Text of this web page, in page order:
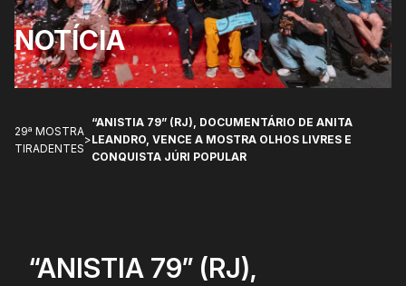
NOTÍCIA
29ª MOSTRA
TIRADENTES
>
“ANISTIA 79” (RJ), DOCUMENTÁRIO DE ANITA
LEANDRO, VENCE A MOSTRA OLHOS LIVRES E
CONQUISTA JÚRI POPULAR
“ANISTIA 79” (RJ),